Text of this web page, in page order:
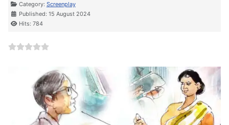
Category: Screenplay
Published: 15 August 2024
Hits: 784